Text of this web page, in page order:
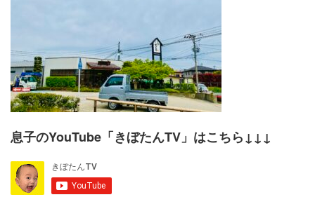
息子のYouTube「きぼたんTV」はこちら↓↓↓